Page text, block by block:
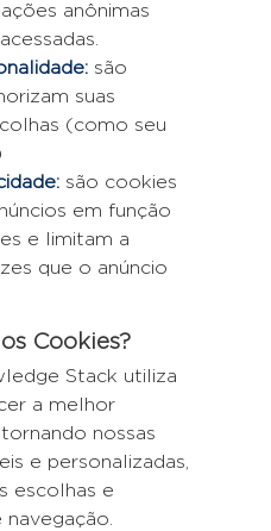
anônimas
são
suas
(como seu
são cookies
em função
e limitam a
que o anúncio
Cookies?
Stack utiliza
a melhor
nossas
e personalizadas,
escolhas e